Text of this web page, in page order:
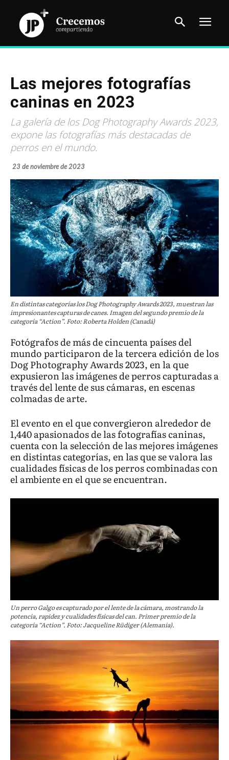
Las mejores fotografías
caninas en 2023
La galería de los Dog Photography Awards 2023,
expone las fotografías más destacadas de
perros en el mundo.
23 de noviembre de 2023
En distintas categorías los Dog Photography Awards 2023, muestran las
impresionantes capturas de canes. Imagen del segundo premio de la
categoría “Action”. Foto: Roberta Holden (Canadá)
Fotógrafos de más de cincuenta países del
mundo participaron de la tercera edición de los
Dog Photography Awards 2023, en la que
expusieron las imágenes de perros capturadas a
través del lente de sus cámaras, en escenas
colmadas de arte.
El evento en el que convergieron alrededor de
1,440 apasionados de las fotografías caninas,
cuenta con la selección de las mejores imágenes
en distintas categorías, en las que se valora las
cualidades físicas de los perros combinadas con
el ambiente en el que se encuentran.
Un perro Galgo es capturado por el lente de la cámara, mostrando la
potencia, rapidez y cualidades físicas del can. Primer premio de la
categoría “Action”. Foto: Jacqueline Rüdiger (Alemania).